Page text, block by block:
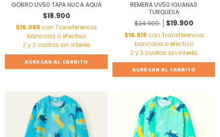
GORRO UV50 TAPA NUCA AQUA
$18.900
$16.065 con Transferencia
bancaria o efectivo
AGREGAR AL CARRITO
REMERA UV50 IGUANAS
TURQUESA
$24.900
$19.900
$16.915 con Transferencia
bancaria o efectivo
AGREGAR AL CARRITO